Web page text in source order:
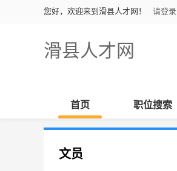
您好，欢迎来到滑县人才网！ 请登录
滑县人才网
首页 职位搜索
文员